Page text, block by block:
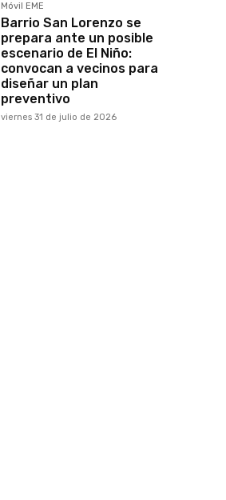
Móvil EME
Barrio San Lorenzo se
prepara ante un posible
escenario de El Niño:
convocan a vecinos para
diseñar un plan
preventivo
viernes 31 de julio de 2026